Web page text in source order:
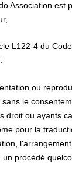
Association est
L122-4 du
ou
sans le
droit ou ayants
pour la
procédé